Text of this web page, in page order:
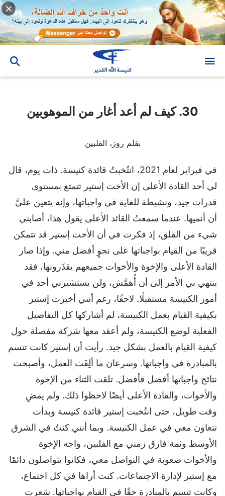
30. كيف لم أعد أغار من الموهوبين
بقلم روز، الفلبين
في فبراير لعام 2021، انتُخبتُ قائدة كنيسة. ذات يوم، قال
لي أحد القادة الأعلى إن الأخت إستير تتمتع بمستوى
قدرات جيد، ونشيطة للغاية في واجباتها، وإنه يتعين عليَّ
أن أنميها. عندما سمعتُ القائد الأعلى يقول هذا، أصابني
شيء من القلق، إذ فكرت في أن الأخت إستير قد تتمكن
قريبًا من القيام بواجباتها على نحوٍ أفضل مني. وإذا صار
القادة الأعلى والإخوة والأخوات جميعهم يقدّرونها، فقد
ينتهي بي الأمر إلى أن أُهمَّش، ولن يستشيرني أحد في
أمور الكنيسة مستقبلًا. لاحقًا، رغم أنني أخبرت إستير
بكيفية القيام بعمل الكنيسة، لم أشاركها كل التفاصيل
الفعلية لوضع الكنيسة، ولم أعقد معها شركة مفصلة حول
كيفية القيام بالعمل بشكل جيد. رأيت أن إستير كانت تتسم
بالمبادرة في واجباتها. وسرعان ما ألِفَت العمل، وأصبحت
نتائج واجباتها أفضل فأفضل. تلقت الثناء من الإخوة
والأخوات، والقادة الأعلى أيضًا لاحظوا ذلك. ولم يمضِ
وقت طويل، حتى انتُخبت إستير قائدة كنيسة وبدأت
تتعاون معي في عمل الكنيسة. وبما أنني كنتُ في الشرق
الأوسط وثمة فارق زمني مع الفلبين، واجه الإخوة
والأخوات صعوبة في التواصل معي، فكانوا يتواصلون دائمًا
مع إستير لإدارة الاجتماعات. كنت أراها في كل اجتماع،
وكانت تتسم بالمبادرة حقًا في القيام بواجباتها. شعرت